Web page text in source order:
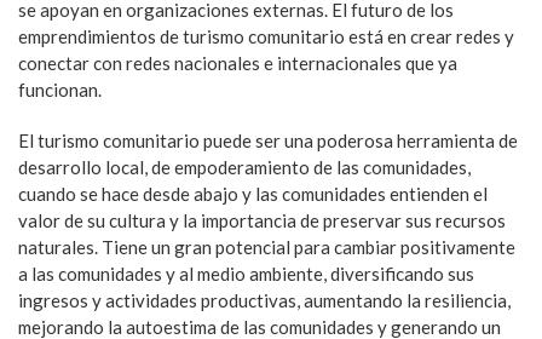
se apoyan en organizaciones externas. El futuro de los
emprendimientos de turismo comunitario está en crear redes y
conectar con redes nacionales e internacionales que ya
funcionan.
El turismo comunitario puede ser una poderosa herramienta de
desarrollo local, de empoderamiento de las comunidades,
cuando se hace desde abajo y las comunidades entienden el
valor de su cultura y la importancia de preservar sus recursos
naturales. Tiene un gran potencial para cambiar positivamente
a las comunidades y al medio ambiente, diversificando sus
ingresos y actividades productivas, aumentando la resiliencia,
mejorando la autoestima de las comunidades y generando un